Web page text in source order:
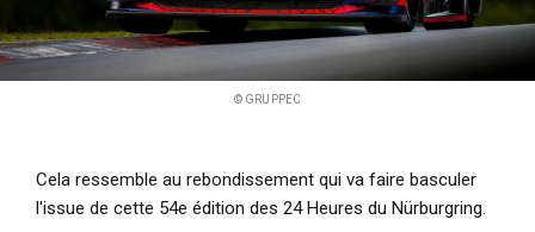
© GRUPPEC
Cela ressemble au rebondissement qui va faire basculer
l'issue de cette 54e édition des 24 Heures du Nürburgring.